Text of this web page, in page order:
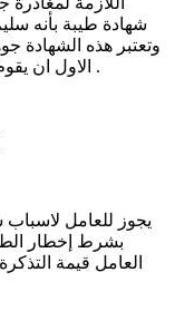
شهادة طيبة بأنه
وتعتبر هذه الشهادة
الاول ان يقوم بالكشف الطبي عليه بواسطة طبيبه الخاص .
يجوز للعامل
بشرط إخطار
العامل قيمة